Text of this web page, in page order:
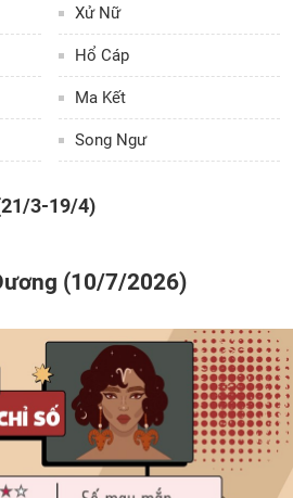
Xử Nữ
Hổ Cáp
Ma Kết
Song Ngư
3-19/4)
(10/7/2026)